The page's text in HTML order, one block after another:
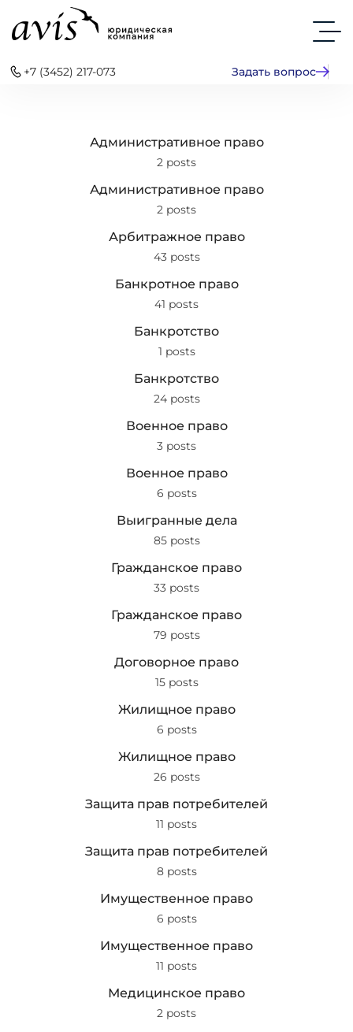
+7 (3452) 217-073 Задать вопрос
Административное право
2 posts
Административное право
2 posts
Арбитражное право
43 posts
Банкротное право
41 posts
Банкротство
1 posts
Банкротство
24 posts
Военное право
3 posts
Военное право
6 posts
Выигранные дела
85 posts
Гражданское право
33 posts
Гражданское право
79 posts
Договорное право
15 posts
Жилищное право
6 posts
Жилищное право
26 posts
Защита прав потребителей
11 posts
Защита прав потребителей
8 posts
Имущественное право
6 posts
Имущественное право
11 posts
Медицинское право
2 posts